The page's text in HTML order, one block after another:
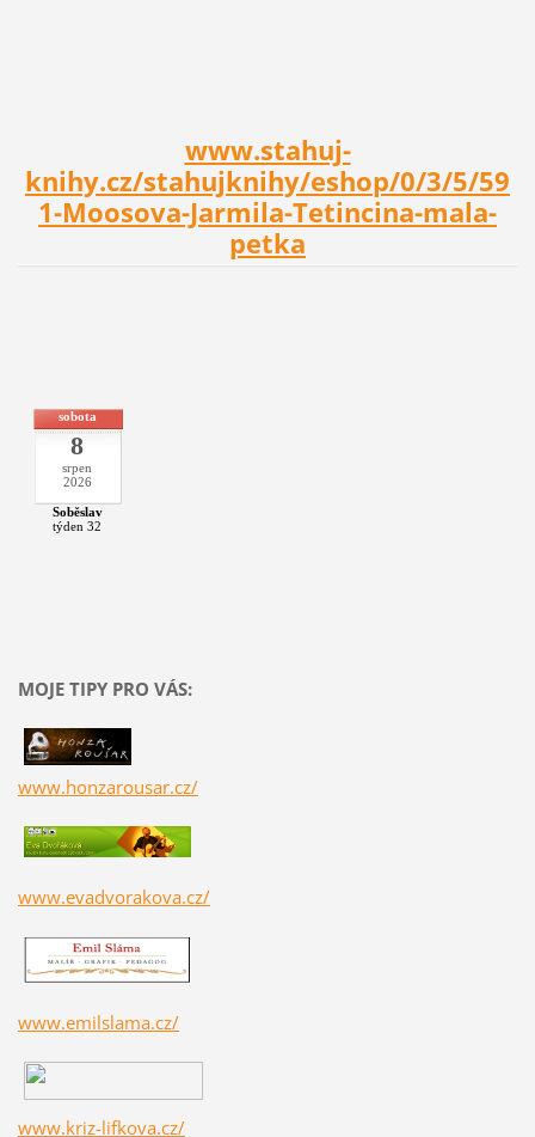
www.stahuj-
knihy.cz/stahujknihy/eshop/0/3/5/59
1-Moosova-Jarmila-Tetincina-mala-
petka
sobota
8
srpen
2026
Soběslav
týden 32
MOJE TIPY PRO VÁS:
www.honzarousar.cz/
www.evadvorakova.cz/
www.emilslama.cz/
www.kriz-lifkova.cz/